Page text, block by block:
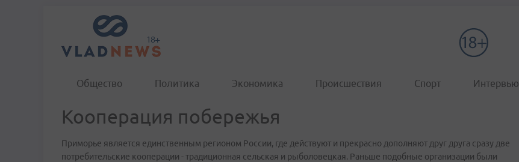
Общество Политика Экономика Происшествия Спорт Интервью
Кооперация побережья
Приморье является единственным регионом России, где действуют и прекрасно дополняют друг друга сразу две
потребительские кооперации - традиционная сельская и рыболовецкая. Раньше подобные организации были